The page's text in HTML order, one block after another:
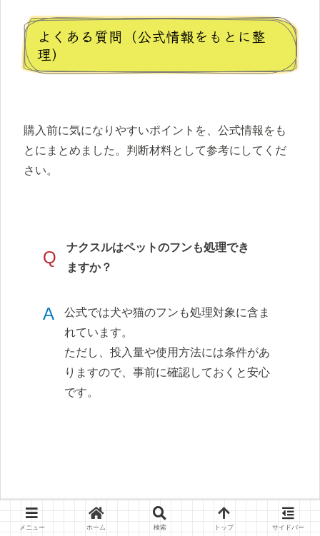
よくある質問（公式情報をもとに整
理）
購入前に気になりやすいポイントを、公式情報をも
とにまとめました。判断材料として参考にしてくだ
さい。
Q
ナクスルはペットのフンも処理でき
ますか？
A
公式では犬や猫のフンも処理対象に含ま
れています。
ただし、投入量や使用方法には条件があ
りますので、事前に確認しておくと安心
です。
メニュー ホーム 検索 トップ サイドバー